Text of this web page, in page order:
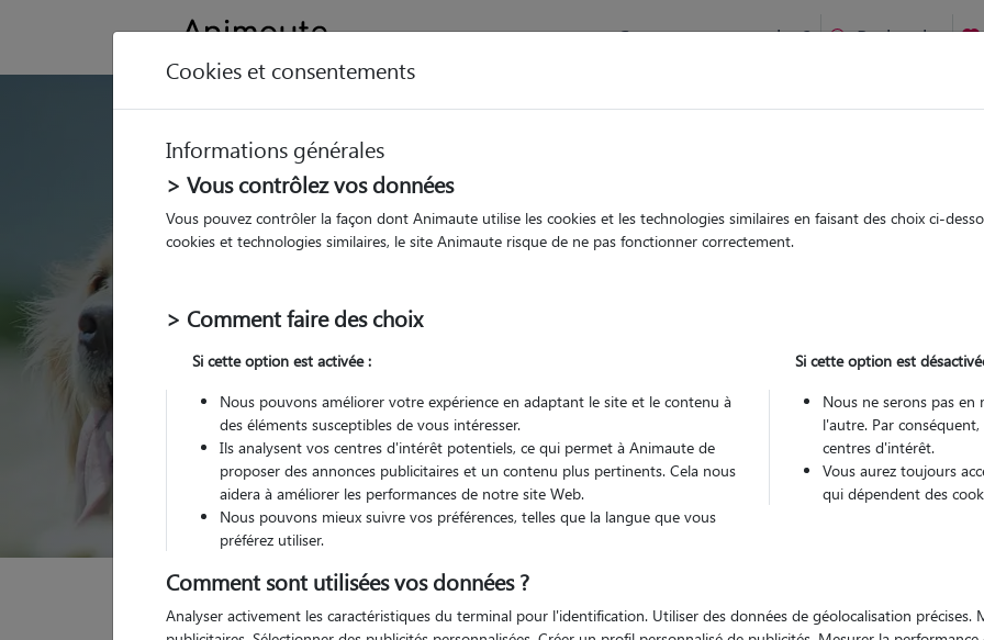
Comment ça marche ? Recherche
Trouvez une garde animaux à
Lembeye
Garde
Indiquez vos dates
Cookies et consentements
Informations générales
> Vous contrôlez vos données
Vous pouvez contrôler la façon dont Animaute utilise les cookies et les technologies similaires en faisant des choix ci-
cookies et technologies similaires, le site Animaute risque de ne pas fonctionner correctement.
> Comment faire des choix
Si cette option est activée :
Nous pouvons améliorer votre expérience en adaptant le site et le contenu à
des éléments susceptibles de vous intéresser.
Ils analysent vos centres d'intérêt potentiels, ce qui permet à Animaute de
proposer des annonces publicitaires et un contenu plus pertinents. Cela nous
aidera à améliorer les performances de notre site Web.
Nous pouvons mieux suivre vos préférences, telles que la langue que vous
préférez utiliser.
Si cette option est
Nous ne serons pas en
l'autre. Par
centres d'intérêt.
Vous aurez toujours
qui dépendent des
Comment sont utilisées vos données ?
Analyser activement les caractéristiques du terminal pour l'identification. Utiliser des données de géolocalisation précises.